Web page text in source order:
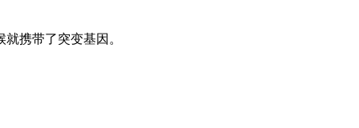
携带了突变基因。